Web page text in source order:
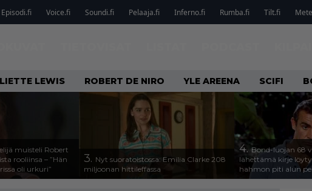
Episodi.fi Voice.fi Soundi.fi Pelaaja.fi Inferno.fi Rumba.fi Tilt.fi
LEWIS ROBERT DE NIRO YLE AREENA SCIFI
muisteli Robert
rooliinsa – ”Hän
oli urkuri”
3. Nyt suoratoistossa: Emilia Clarke 208
miljoonan hittileffassa
4.Bond-luojan 68
lähettämä kirje
hahmon piti alun